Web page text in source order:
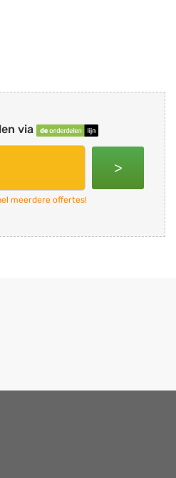
via
>
meerdere offertes!